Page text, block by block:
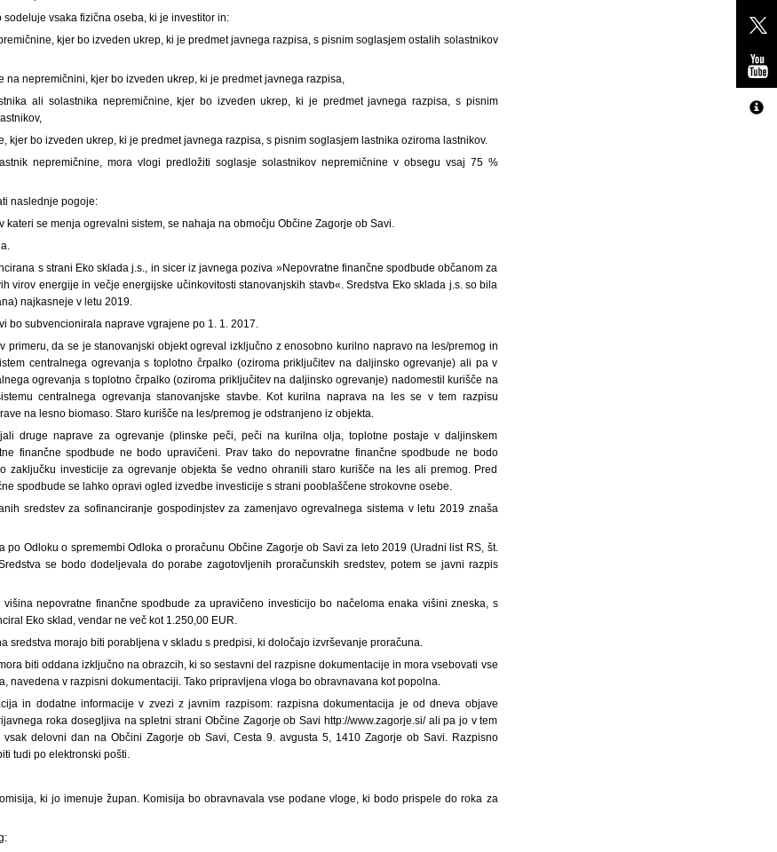
sodeluje vsaka fizična oseba, ki je investitor in:
kjer bo izveden ukrep, ki je predmet javnega razpisa, s pisnim soglasjem ostalih solastnikov
na nepremičnini, kjer bo izveden ukrep, ki je predmet javnega razpisa,
ali solastnika nepremičnine, kjer bo izveden ukrep, ki je predmet javnega razpisa, s pisnim
kjer bo izveden ukrep, ki je predmet javnega razpisa, s pisnim soglasjem lastnika oziroma lastnikov.
nepremičnine, mora vlogi predložiti soglasje solastnikov nepremičnine v obsegu vsaj 75 %
naslednje pogoje:
kateri se menja ogrevalni sistem, se nahaja na območju Občine Zagorje ob Savi.
s strani Eko sklada j.s., in sicer iz javnega poziva »Nepovratne finančne spodbude občanom za
virov energije in večje energijske učinkovitosti stanovanjskih stavb«. Sredstva Eko sklada j.s. so bila
najkasneje v letu 2019.
bo subvencionirala naprave vgrajene po 1. 1. 2017.
primeru, da se je stanovanjski objekt ogreval izključno z enosobno kurilno napravo na les/premog in
centralnega ogrevanja s toplotno črpalko (oziroma priključitev na daljinsko ogrevanje) ali pa v
ogrevanja s toplotno črpalko (oziroma priključitev na daljinsko ogrevanje) nadomestil kurišče na
centralnega ogrevanja stanovanjske stavbe. Kot kurilna naprava na les se v tem razpisu
na lesno biomaso. Staro kurišče na les/premog je odstranjeno iz objekta.
druge naprave za ogrevanje (plinske peči, peči na kurilna olja, toplotne postaje v daljinskem
finančne spodbude ne bodo upravičeni. Prav tako do nepovratne finančne spodbude ne bodo
zaključku investicije za ogrevanje objekta še vedno ohranili staro kurišče na les ali premog. Pred
spodbude se lahko opravi ogled izvedbe investicije s strani pooblaščene strokovne osebe.
sredstev za sofinanciranje gospodinjstev za zamenjavo ogrevalnega sistema v letu 2019 znaša
po Odloku o spremembi Odloka o proračunu Občine Zagorje ob Savi za leto 2019 (Uradni list RS, št.
se bodo dodeljevala do porabe zagotovljenih proračunskih sredstev, potem se javni razpis
nepovratne finančne spodbude za upravičeno investicijo bo načeloma enaka višini zneska, s
Eko sklad, vendar ne več kot 1.250,00 EUR.
sredstva morajo biti porabljena v skladu s predpisi, ki določajo izvrševanje proračuna.
biti oddana izključno na obrazcih, ki so sestavni del razpisne dokumentacije in mora vsebovati vse
navedena v razpisni dokumentaciji. Tako pripravljena vloga bo obravnavana kot popolna.
in dodatne informacije v zvezi z javnim razpisom: razpisna dokumentacija je od dneva objave
roka dosegljiva na spletni strani Občine Zagorje ob Savi http://www.zagorje.si/ ali pa jo v tem
vsak delovni dan na Občini Zagorje ob Savi, Cesta 9. avgusta 5, 1410 Zagorje ob Savi. Razpisno
tudi po elektronski pošti.
ki jo imenuje župan. Komisija bo obravnavala vse podane vloge, ki bodo prispele do roka za